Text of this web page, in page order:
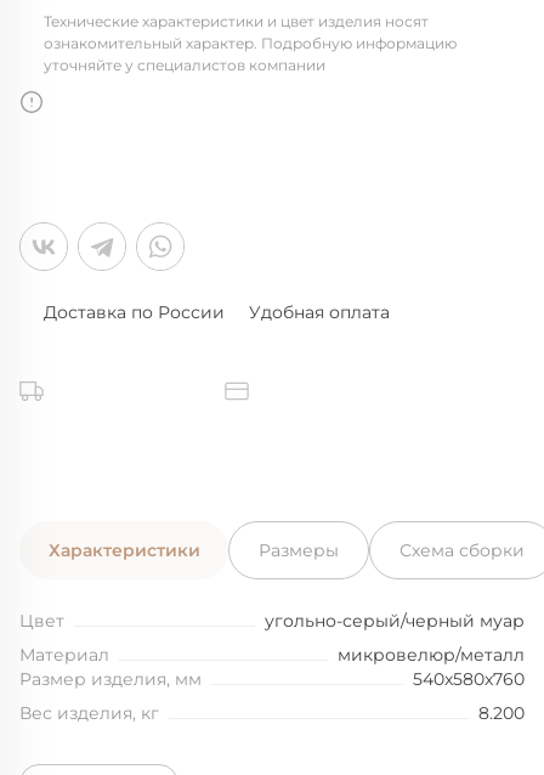
Технические характеристики и цвет изделия носят
ознакомительный характер. Подробную информацию
уточняйте у специалистов компании
Доставка по России Удобная оплата
Характеристики Размеры Схема сборки
Цвет
угольно-серый/черный муар
Материал
микровелюр/металл
Размер изделия, мм
540x580x760
Вес изделия, кг
8.200